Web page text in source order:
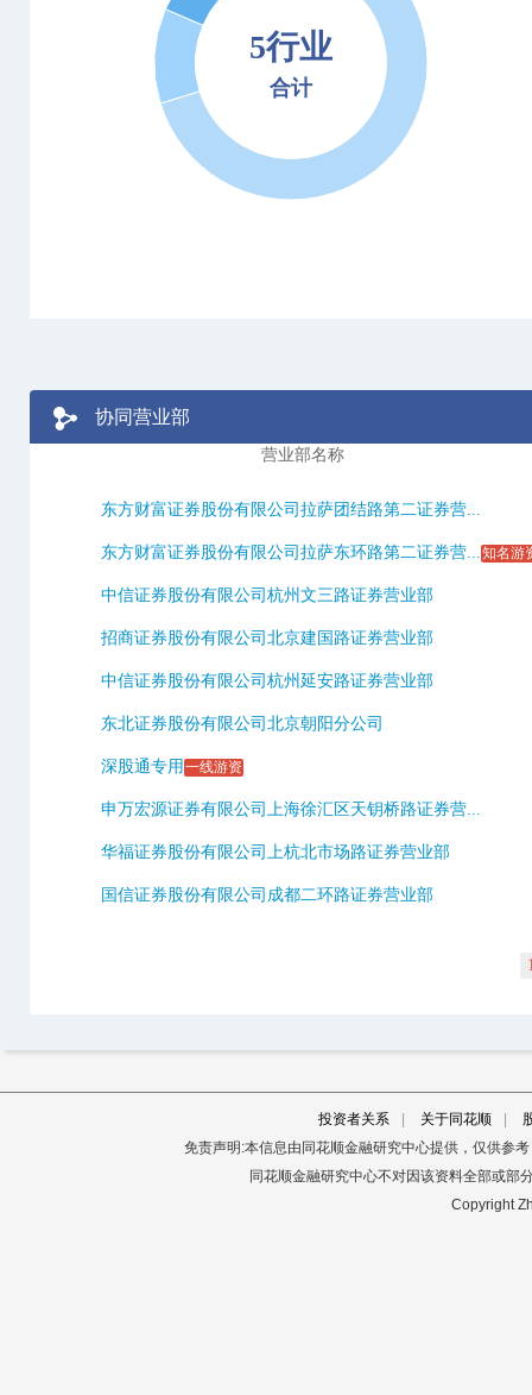
5行业
合计
协同营业部
营业部名称
东方财富证券股份有限公司拉萨团结路第二证券营...
东方财富证券股份有限公司拉萨东环路第二证券营...知名游
中信证券股份有限公司杭州文三路证券营业部
招商证券股份有限公司北京建国路证券营业部
中信证券股份有限公司杭州延安路证券营业部
东北证券股份有限公司北京朝阳分公司
深股通专用 一线游资
申万宏源证券有限公司上海徐汇区天钥桥路证券营...
华福证券股份有限公司上杭北市场路证券营业部
国信证券股份有限公司成都二环路证券营业部
投资者关系 关于同花顺
免责声明:本信息由同花顺金融研究中心提供，仅供参
同花顺金融研究中心不对因该资料全部或部
Copyright